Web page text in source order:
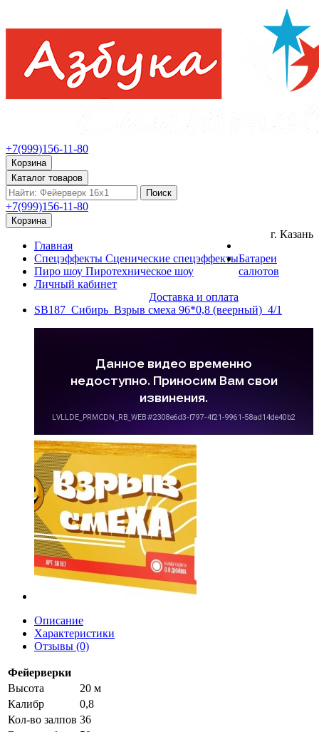
+7(999)156-11-80
Корзина
Каталог товаров
Поиск
+7(999)156-11-80
Корзина
Главная
Спецэффекты Сценические спецэффекты
Пиро шоу Пиротехническое шоу
Личный кабинет
Доставка и оплата
г. Казань
Батареи
салютов
SB187_Сибирь_Взрыв смеха 96*0,8 (веерный)_4/1
Описание
Характеристики
Отзывы (0)
Фейерверки
Высота
20 м
Калибр
0,8
Кол-во залпов 36